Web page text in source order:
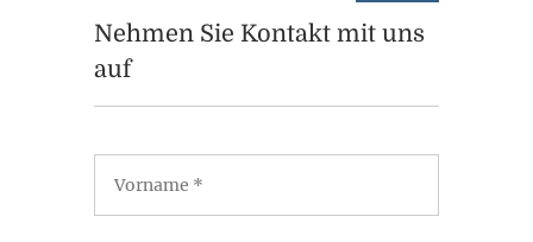
Nehmen Sie Kontakt mit uns
auf